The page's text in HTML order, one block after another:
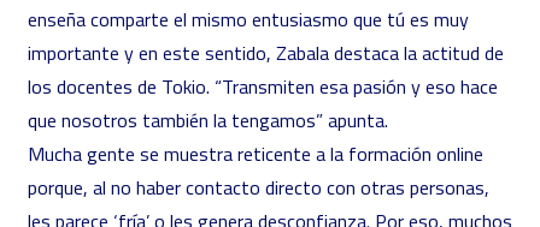
enseña comparte el mismo entusiasmo que tú es muy
importante y en este sentido, Zabala destaca la actitud de
los docentes de Tokio. “Transmiten esa pasión y eso hace
que nosotros también la tengamos” apunta.
Mucha gente se muestra reticente a la formación online
porque, al no haber contacto directo con otras personas,
les parece ‘fría’ o les genera desconfianza. Por eso, muchos